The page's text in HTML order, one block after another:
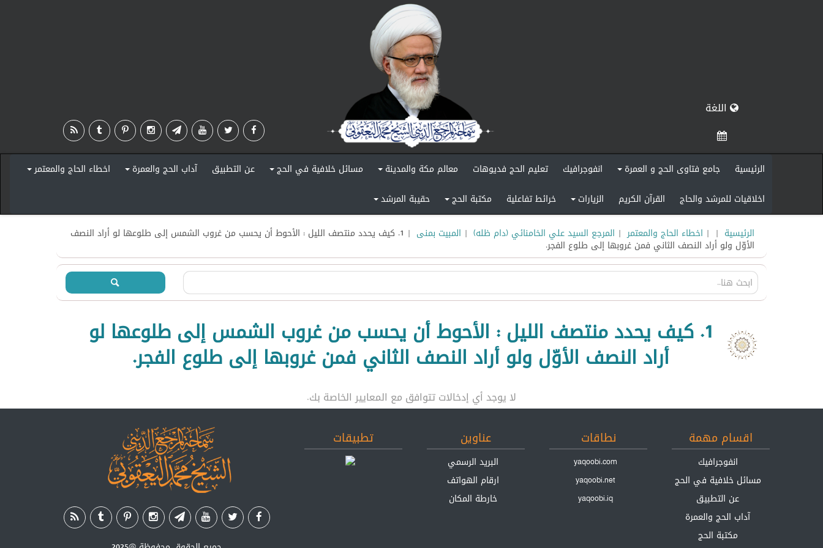
اللغة
الرئيسية جامع فتاوى الحج و العمرة انفوجرافيك تعليم الحج فديوهات معالم مكة والمدينة مسائل خلافية في الحج عن التطبيق آداب الحج والعمرة
اخطاء الحاج والمعتمر
اخلاقيات للمرشد والحاج
القرآن الكريم الزيارات خرائط تفاعلية مكتبة الحج حقيبة المرشد
الرئيسية |
| اخطاء الحاج والمعتمر | المرجع السيد علي الخامنائي (دام ظله) | المبيت بمنى | 1. كيف يحدد منتصف الليل : الأحوط أن یحسب من غروب الشمس إلى طلوعها لو أراد النصف
الأوّل ولو أراد النصف الثاني فمن غروبها إلى طلوع الفجر.
1. كيف يحدد منتصف الليل : الأحوط أن یحسب من غروب الشمس إلى طلوعها لو
أراد النصف الأوّل ولو أراد النصف الثاني فمن غروبها إلى طلوع الفجر.
لا يوجد أي إدخالات تتوافق مع المعايير الخاصة بك.
اقسام مهمة
انفوجرافيك
مسائل خلافية في الحج
عن التطبيق
آداب الحج والعمرة
مكتبة الحج
نطاقات
yaqoobi.com
yaqoobi.net
yaqoobi.iq
عناوين
البريد الرسمي
ارقام الهواتف
خارطة المكان
تطبيقات